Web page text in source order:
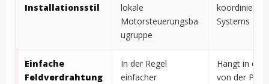
Installationsstil
lokale
Motorsteuerungsba
ugruppe
koordinierten
Systems
Einfache
Feldverdrahtung
In der Regel
einfacher
Hängt in der
von der